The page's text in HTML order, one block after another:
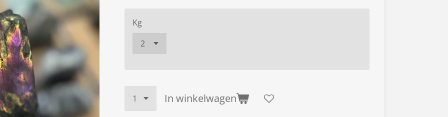
Kg
In winkelwagen